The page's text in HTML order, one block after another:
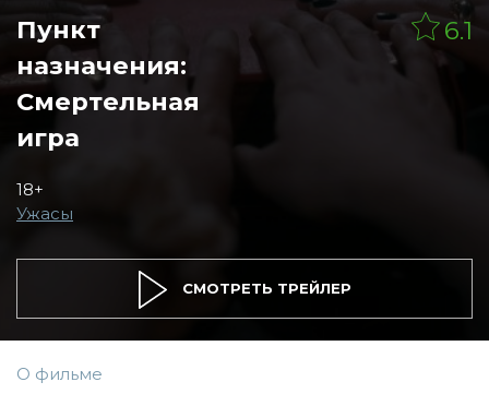
Пункт
назначения:
Смертельная
игра
18+
Ужасы
6.1
СМОТРЕТЬ ТРЕЙЛЕР
О фильме